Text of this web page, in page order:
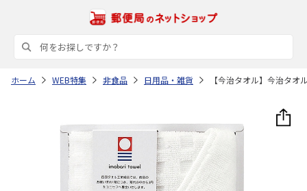
ホーム WEB特集 非食品 日用品・雑貨 【今治タオル】今治タ